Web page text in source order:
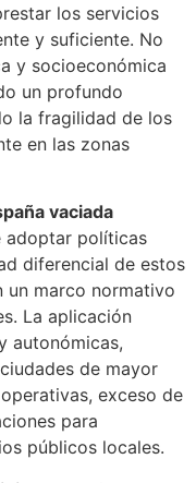
los servicios
y suficiente. No
y socioeconómica
un profundo
la fragilidad de los
en las zonas
vaciada
adoptar políticas
diferencial de estos
un marco normativo
La aplicación
autonómicas,
de mayor
exceso de
para
públicos locales.